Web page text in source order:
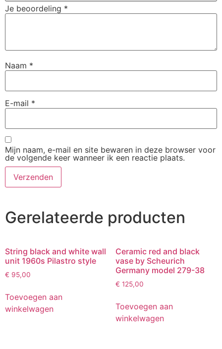
Je beoordeling *
Naam *
E-mail *
Mijn naam, e-mail en site bewaren in deze browser voor
de volgende keer wanneer ik een reactie plaats.
Gerelateerde producten
String black and white wall
unit 1960s Pilastro style
€ 95,00
Toevoegen aan
winkelwagen
Ceramic red and black
vase by Scheurich
Germany model 279-38
€ 125,00
Toevoegen aan
winkelwagen